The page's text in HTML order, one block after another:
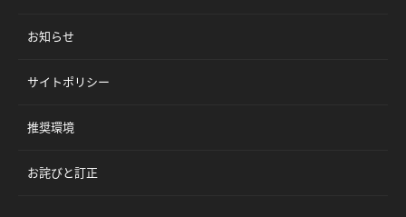
お知らせ
サイトポリシー
推奨環境
お詫びと訂正